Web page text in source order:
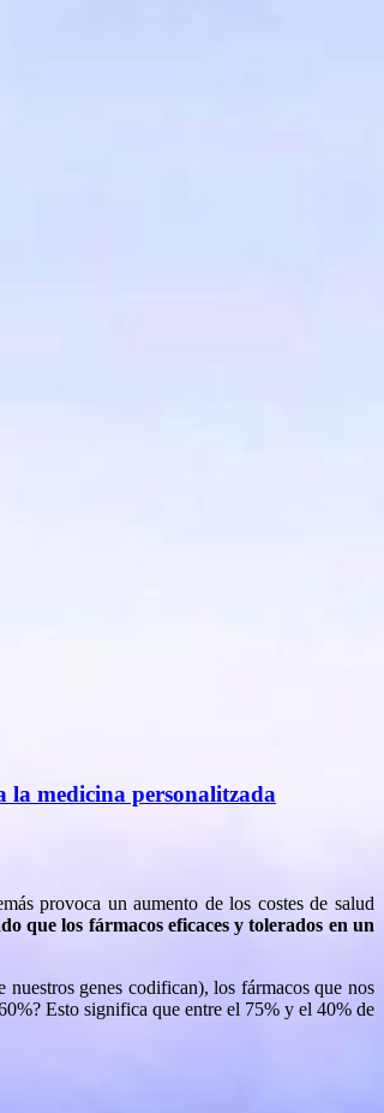
la medicina personalitzada
provoca un aumento de los costes de salud
que los fármacos eficaces y tolerados en un
nuestros genes codifican), los fármacos que nos
Esto significa que entre el 75% y el 40% de